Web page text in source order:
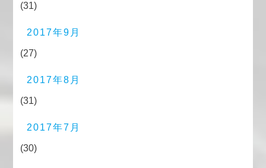
(31)
2017年9月
(27)
2017年8月
(31)
2017年7月
(30)